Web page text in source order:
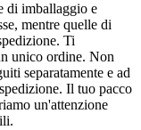
di imballaggio e
mentre quelle di
Ti
unico ordine. Non
separatamente e ad
Il tuo pacco
un'attenzione